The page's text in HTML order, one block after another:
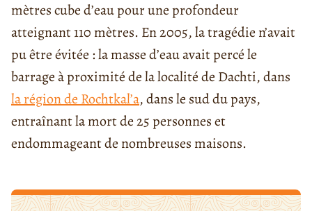
mètres cube d’eau pour une profondeur
atteignant 110 mètres. En 2005, la tragédie n’avait
pu être évitée : la masse d’eau avait percé le
barrage à proximité de la localité de Dachti, dans
la région de Rochtkal’a, dans le sud du pays,
entraînant la mort de 25 personnes et
endommageant de nombreuses maisons.